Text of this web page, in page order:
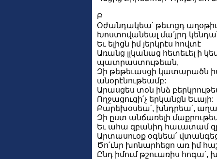
Բ
Օժանդակեա՛ թեւոցդ
Խոստովանեալ մա՛յրդ
Եւ ելիցն իմ յերկրէս հովտէ
Առանց լլկանաց հետեւել ի
պատրաստութեան,
Զի թեթեւասցի կատարածն իմ
անօրէնութեամբ:
Արասցես տօն ինձ
Ողջացուցի՛չ երկանցն Եւայի:
Բարեխօսեա՛, խնդրեա՛,
Զի ըստ անճառելի
Եւ ահա զբանիդ հաւատամ
Արտասուօք օգնեա՛
Ծո՛ւնր խոնարհեցո առ իմ
Ընդ իմում թշուառիս հոգա՛,